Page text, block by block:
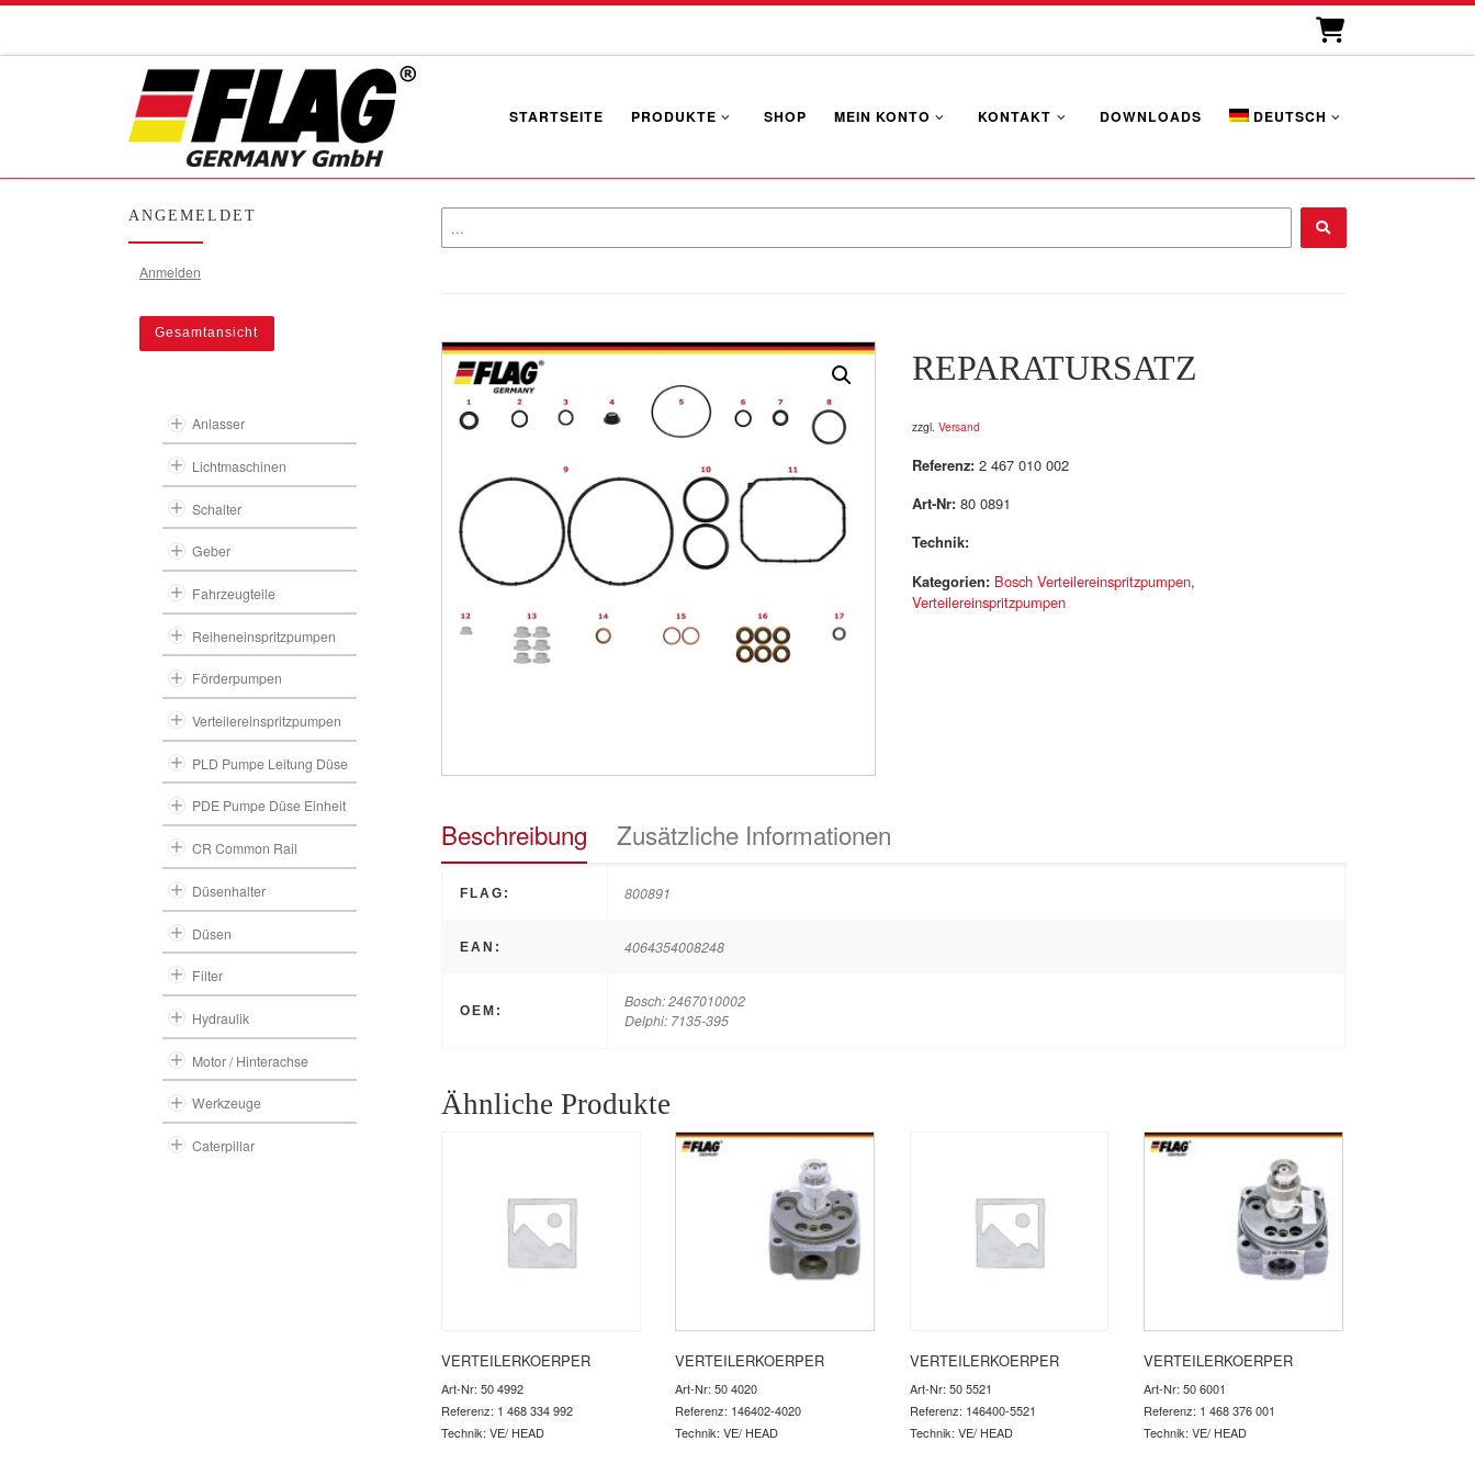
STARTSEITE PRODUKTE SHOP MEIN KONTO KONTAKT DOWNLOADS DEUTSCH
REPARATURSATZ
zzgl. Versand
Referenz: 2 467 010 002
Art-Nr: 80 0891
Technik:
Kategorien: Bosch Verteilereinspritzpumpen,
Verteilereinspritzpumpen
Beschreibung Zusätzliche Informationen
FLAG: 800891
EAN: 4064354008248
OEM:
Bosch: 2467010002
Delphi: 7135-395
Ähnliche Produkte
VERTEILERKOERPER
Art-Nr: 50 4992
Referenz: 1 468 334 992
Technik: VE/ HEAD
VERTEILERKOERPER
Art-Nr: 50 4020
Referenz: 146402-4020
Technik: VE/ HEAD
VERTEILERKOERPER
Art-Nr: 50 5521
Referenz: 146400-5521
Technik: VE/ HEAD
VERTEILERKOERPER
Art-Nr: 50 6001
Referenz: 1 468 376 001
Technik: VE/ HEAD
ANGEMELDET
Anmelden
Gesamtansicht
Anlasser
Lichtmaschinen
Schalter
Geber
Fahrzeugteile
Reiheneinspritzpumpen
Förderpumpen
Verteilereinspritzpumpen
PLD Pumpe Leitung Düse
PDE Pumpe Düse Einheit
CR Common Rail
Düsenhalter
Düsen
Filter
Hydraulik
Motor / Hinterachse
Werkzeuge
Caterpillar